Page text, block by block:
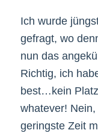
Ich wurde
gefragt, wo
nun das
Richtig, ich
best…kein
whatever!
geringste Zeit